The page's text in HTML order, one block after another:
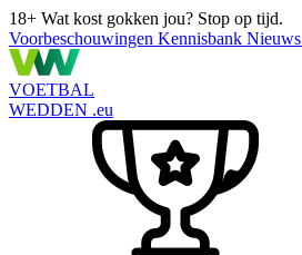
18+ Wat kost gokken jou? Stop op tijd.
Voorbeschouwingen Kennisbank Nieuws
VOETBAL
WEDDEN .eu